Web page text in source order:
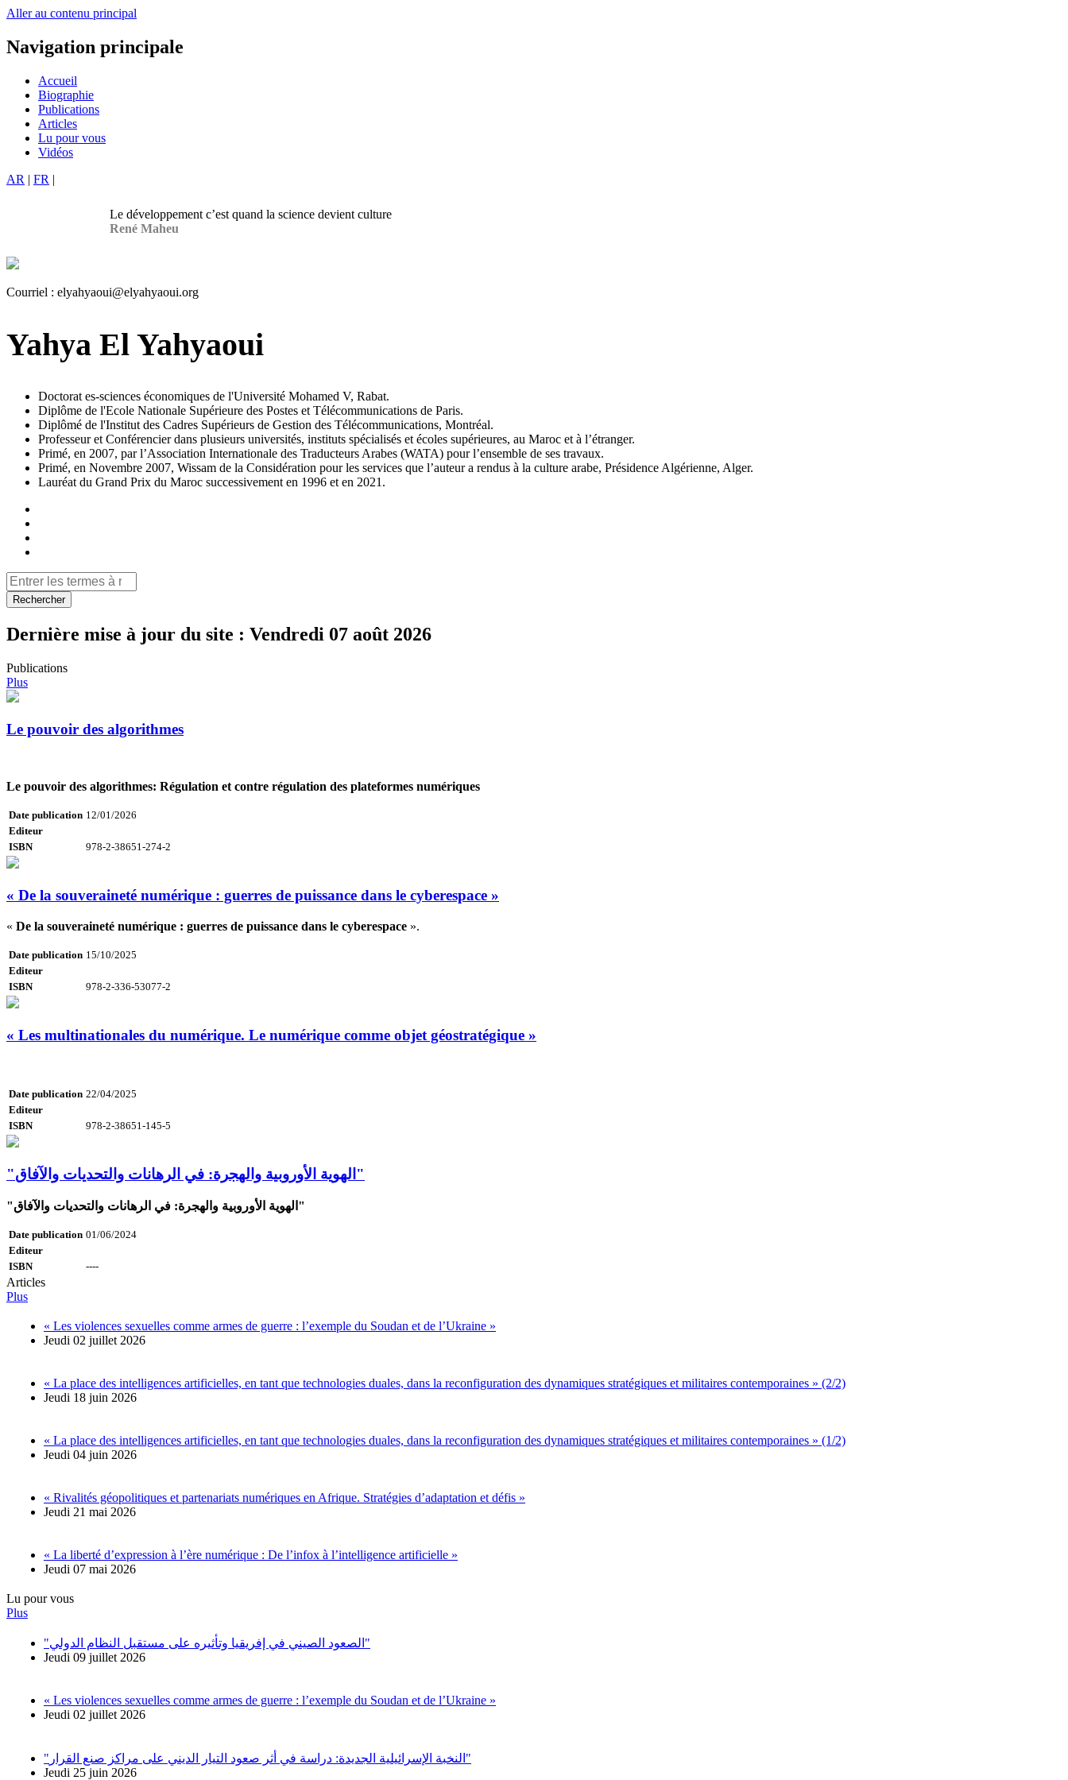
Aller au contenu principal
Navigation principale
Accueil
Biographie
Publications
Articles
Lu pour vous
Vidéos
AR | FR |
Le développement c’est quand la science devient culture
René Maheu
Courriel : elyahyaoui@elyahyaoui.org
Yahya El Yahyaoui
Doctorat es-sciences économiques de l'Université Mohamed V, Rabat.
Diplôme de l'Ecole Nationale Supérieure des Postes et Télécommunications de Paris.
Diplômé de l'Institut des Cadres Supérieurs de Gestion des Télécommunications, Montréal.
Professeur et Conférencier dans plusieurs universités, instituts spécialisés et écoles supérieures, au Maroc et à l’étranger.
Primé, en 2007, par l’Association Internationale des Traducteurs Arabes (WATA) pour l’ensemble de ses travaux.
Primé, en Novembre 2007, Wissam de la Considération pour les services que l’auteur a rendus à la culture arabe, Présidence Algérienne, Alger.
Lauréat du Grand Prix du Maroc successivement en 1996 et en 2021.
Rechercher
Dernière mise à jour du site : Vendredi 07 août 2026
Publications
Plus
Le pouvoir des algorithmes
Le pouvoir des algorithmes: Régulation et contre régulation des plateformes numériques
Date publication 12/01/2026
Editeur
ISBN
978-2-38651-274-2
« De la souveraineté numérique : guerres de puissance dans le cyberespace »
« De la souveraineté numérique : guerres de puissance dans le cyberespace ».
Date publication 15/10/2025
Editeur
ISBN
978-2-336-53077-2
« Les multinationales du numérique. Le numérique comme objet géostratégique »
Date publication 22/04/2025
Editeur
ISBN
978-2-38651-145-5
"الهوية الأوروبية والهجرة: في الرهانات والتحديات والآفاق"
"الهوية الأوروبية والهجرة: في الرهانات والتحديات والآفاق"
Date publication 01/06/2024
Editeur
ISBN
----
Articles
Plus
« Les violences sexuelles comme armes de guerre : l’exemple du Soudan et de l’Ukraine »
Jeudi 02 juillet 2026
« La place des intelligences artificielles, en tant que technologies duales, dans la reconfiguration des dynamiques stratégiques et militaires contemporaines » (2/2)
Jeudi 18 juin 2026
« La place des intelligences artificielles, en tant que technologies duales, dans la reconfiguration des dynamiques stratégiques et militaires contemporaines » (1/2)
Jeudi 04 juin 2026
« Rivalités géopolitiques et partenariats numériques en Afrique. Stratégies d’adaptation et défis »
Jeudi 21 mai 2026
« La liberté d’expression à l’ère numérique : De l’infox à l’intelligence artificielle »
Jeudi 07 mai 2026
Lu pour vous
Plus
"الصعود الصيني في إفريقيا وتأثيره على مستقبل النظام الدولي"
Jeudi 09 juillet 2026
« Les violences sexuelles comme armes de guerre : l’exemple du Soudan et de l’Ukraine »
Jeudi 02 juillet 2026
"النخبة الإسرائيلية الجديدة: دراسة في أثر صعود التيار الديني على مراكز صنع القرار"
Jeudi 25 juin 2026